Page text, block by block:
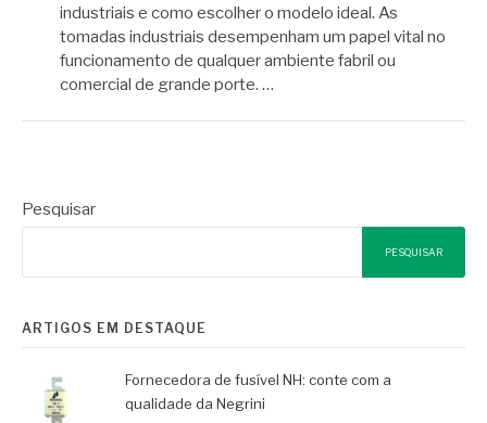
industriais e como escolher o modelo ideal. As
tomadas industriais desempenham um papel vital no
funcionamento de qualquer ambiente fabril ou
comercial de grande porte. …
Pesquisar
PESQUISAR
ARTIGOS EM DESTAQUE
Fornecedora de fusível NH: conte com a
qualidade da Negrini